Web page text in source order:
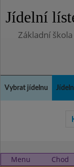
Jídelní
Základní
Vybrat jídelnu
Menu Chod